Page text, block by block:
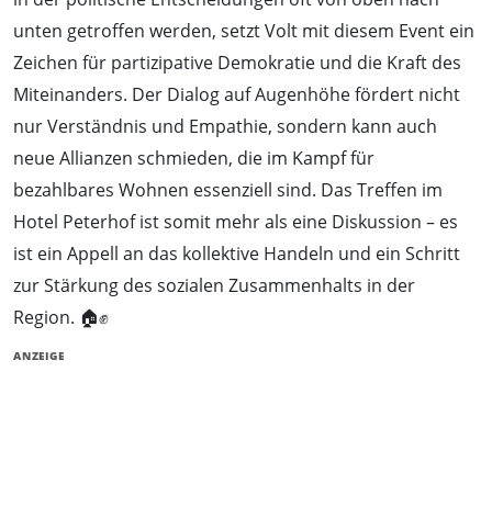
unten getroffen werden, setzt Volt mit diesem Event ein
Zeichen für partizipative Demokratie und die Kraft des
Miteinanders. Der Dialog auf Augenhöhe fördert nicht
nur Verständnis und Empathie, sondern kann auch
neue Allianzen schmieden, die im Kampf für
bezahlbares Wohnen essenziell sind. Das Treffen im
Hotel Peterhof ist somit mehr als eine Diskussion – es
ist ein Appell an das kollektive Handeln und ein Schritt
zur Stärkung des sozialen Zusammenhalts in der
Region. 🏠✊
ANZEIGE